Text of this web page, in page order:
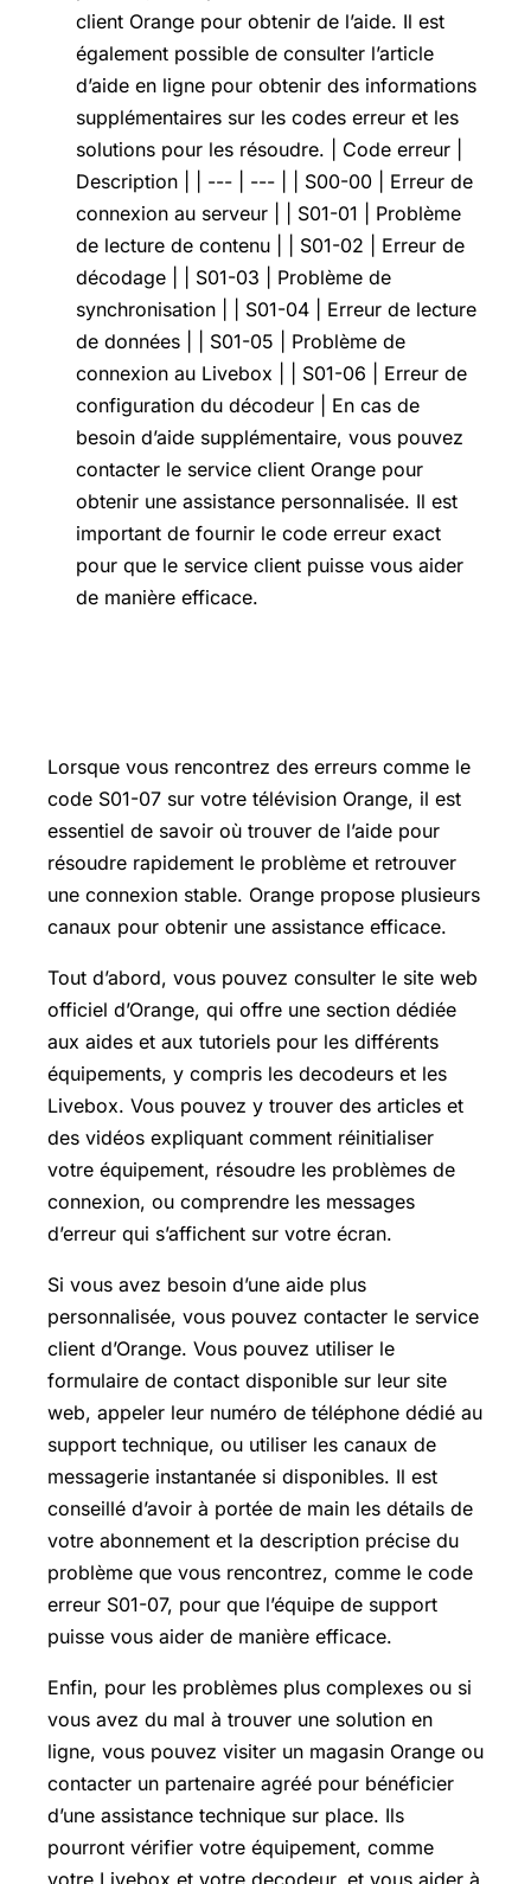
client Orange pour obtenir de l’aide. Il est
également possible de consulter l’article
d’aide en ligne pour obtenir des informations
supplémentaires sur les codes erreur et les
solutions pour les résoudre. | Code erreur |
Description | | --- | --- | | S00-00 | Erreur de
connexion au serveur | | S01-01 | Problème
de lecture de contenu | | S01-02 | Erreur de
décodage | | S01-03 | Problème de
synchronisation | | S01-04 | Erreur de lecture
de données | | S01-05 | Problème de
connexion au Livebox | | S01-06 | Erreur de
configuration du décodeur | En cas de
besoin d’aide supplémentaire, vous pouvez
contacter le service client Orange pour
obtenir une assistance personnalisée. Il est
important de fournir le code erreur exact
pour que le service client puisse vous aider
de manière efficace.
Lorsque vous rencontrez des erreurs comme le
code S01-07 sur votre télévision Orange, il est
essentiel de savoir où trouver de l’aide pour
résoudre rapidement le problème et retrouver
une connexion stable. Orange propose plusieurs
canaux pour obtenir une assistance efficace.
Tout d’abord, vous pouvez consulter le site web
officiel d’Orange, qui offre une section dédiée
aux aides et aux tutoriels pour les différents
équipements, y compris les decodeurs et les
Livebox. Vous pouvez y trouver des articles et
des vidéos expliquant comment réinitialiser
votre équipement, résoudre les problèmes de
connexion, ou comprendre les messages
d’erreur qui s’affichent sur votre écran.
Si vous avez besoin d’une aide plus
personnalisée, vous pouvez contacter le service
client d’Orange. Vous pouvez utiliser le
formulaire de contact disponible sur leur site
web, appeler leur numéro de téléphone dédié au
support technique, ou utiliser les canaux de
messagerie instantanée si disponibles. Il est
conseillé d’avoir à portée de main les détails de
votre abonnement et la description précise du
problème que vous rencontrez, comme le code
erreur S01-07, pour que l’équipe de support
puisse vous aider de manière efficace.
Enfin, pour les problèmes plus complexes ou si
vous avez du mal à trouver une solution en
ligne, vous pouvez visiter un magasin Orange ou
contacter un partenaire agréé pour bénéficier
d’une assistance technique sur place. Ils
pourront vérifier votre équipement, comme